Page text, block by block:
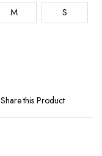
M
S
Share this Product